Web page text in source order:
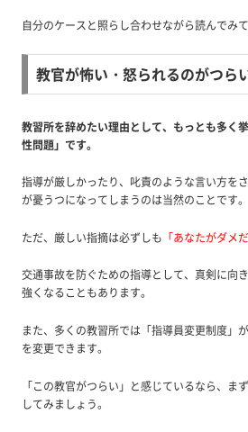
自分のケースと照らし合わせながら読んでみて
教官が怖い・怒られるのがつら
教習所を辞めたい理由として、もっとも多く
性問題」です。
指導が厳しかったり、叱責のような言い方を
が憂うつになってしまうのは当然のことです。
ただ、厳しい指摘は必ずしも 「あなたがダメ
交通事故を防ぐための指導として、真剣に向
強くなることもあります。
また、多くの教習所では「指導員変更制度」
を変更できます。
「この教官がつらい」と感じているなら、ま
してみましょう。